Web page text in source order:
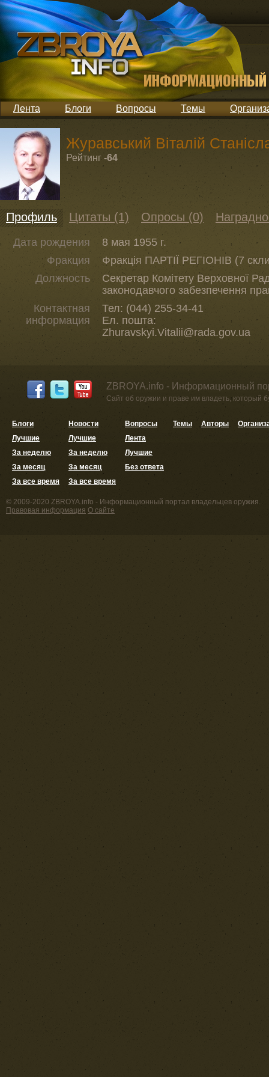
Лента Блоги Вопросы Темы
Журавський Віталій
Рейтинг -64
Профиль Цитаты (1) Опросы (0)
Дата рождения
8 мая 1955 г.
Фракция
Фракція ПАРТІЇ РЕГІОНІВ (7
Должность
Секретар Комітету Верховної
законодавчого забезпечення
Контактная
информация
Тел: (044) 255-34-41
Ел. пошта:
Zhuravskyi.Vitalii@rada.gov.ua
ZBROYA.info - Информационный
Сайт об оружии и праве им владеть, который
Блоги
Лучшие
За неделю
За месяц
За все время
Новости
Лучшие
За неделю
За месяц
За все время
Вопросы
Лента
Лучшие
Без ответа
Темы Авторы
© 2009-2020 ZBROYA.info - Информационный портал владельцев оружия.
Правовая информация О сайте